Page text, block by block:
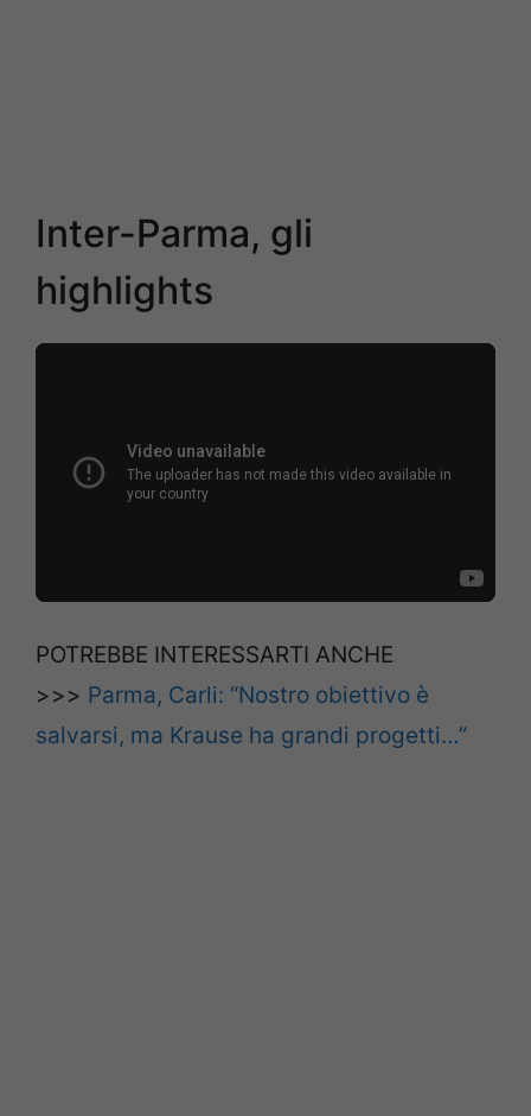
Inter-Parma, gli
highlights
POTREBBE INTERESSARTI ANCHE
>>> Parma, Carli: “Nostro obiettivo è
salvarsi, ma Krause ha grandi progetti…”